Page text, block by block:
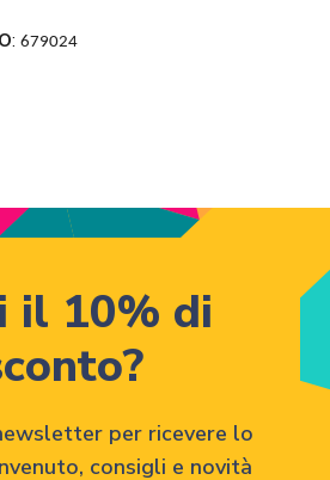
: 679024
il 10% di
per ricevere lo
consigli e novità